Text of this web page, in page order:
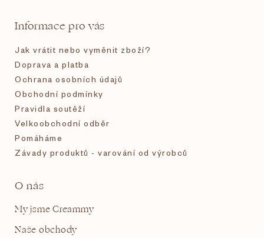
Informace pro vás
Jak vrátit nebo vyměnit zboží?
Doprava a platba
Ochrana osobních údajů
Obchodní podmínky
Pravidla soutěží
Velkoobchodní odběr
Pomáháme
Závady produktů - varování od výrobců
O nás
My jsme Creammy
Naše obchody